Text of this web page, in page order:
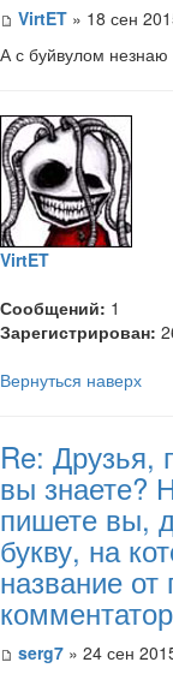
VirtET » 18 сен
А с буйвулом незнаю
VirtET
Сообщений: 1
Зарегистрирован:
Вернуться наверх
Re: Друзья,
вы знаете?
пишете вы,
букву, на
название
serg7 » 24 сен